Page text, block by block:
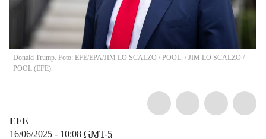
Donald Trump. Foto: EFE/EPA/JIM LO SCALZO / POOL. / JIM LO SCALZO /
POOL (EFE)
EFE
16/06/2025 - 10:08 GMT-5